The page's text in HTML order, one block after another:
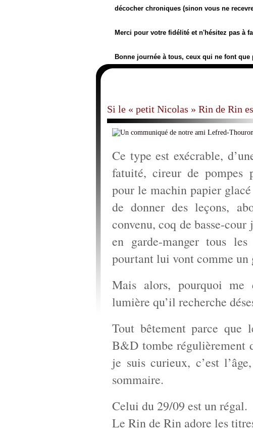
décocher chroniques (sinon vous ne
Merci pour votre fidélité et n'hésitez pas à
Bonne journée à tous, ceux qui ne font
Si le « petit Nicolas » Rin de Rin
Ce type est exécrable,
fatuité, cireur de pompes
pour le machin papier
de donner des leçons,
convenu, coq de basse-
en garde-manger tous
pourtant lui vont comme un
Mais alors, pourquoi me
lumière qu’il recherche
Tout bêtement parce que
B&D tombe régulièrement
je suis curieux, c’est
sommaire.
Celui du 29/09 est un régal.
Le Rin de Rin adore les